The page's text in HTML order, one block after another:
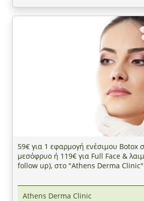
59€ για 1 εφαρμογή ενέσιμου Botox
μεσόφρυο ή 119€ για Full Face &
follow up), στο "Athens Derma Clinic"
Athens Derma Clinic